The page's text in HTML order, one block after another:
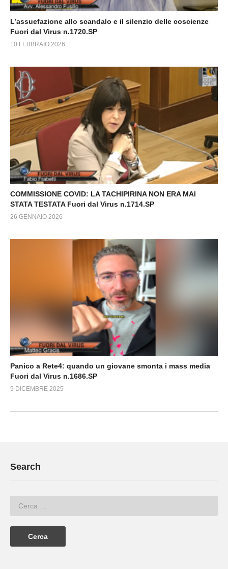
L’assuefazione allo scandalo e il silenzio delle coscienze
Fuori dal Virus n.1720.SP
10 FEBBRAIO 2026
COMMISSIONE COVID: LA TACHIPIRINA NON ERA MAI
STATA TESTATA Fuori dal Virus n.1714.SP
26 GENNAIO 2026
Panico a Rete4: quando un giovane smonta i mass media
Fuori dal Virus n.1686.SP
9 DICEMBRE 2025
Search